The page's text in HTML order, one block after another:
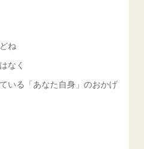
ね
なく
いる「あなた自身」のおかげ